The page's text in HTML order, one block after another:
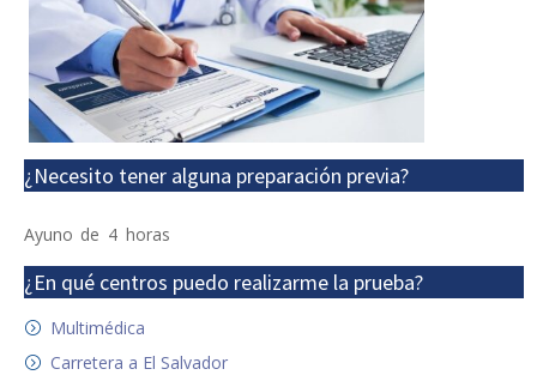
¿Necesito tener alguna preparación previa?
Ayuno de 4 horas
¿En qué centros puedo realizarme la prueba?
Multimédica
Carretera a El Salvador